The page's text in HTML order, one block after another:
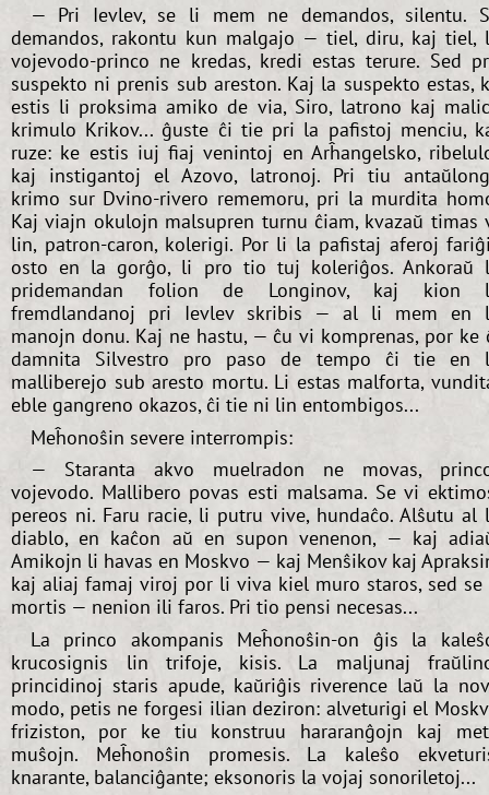
— Pri Ievlev, se li mem ne demandos, silentu.
demandos, rakontu kun malgajo — tiel, diru, kaj tiel,
vojevodo-princo ne kredas, kredi estas terure. Sed
suspekto ni prenis sub areston. Kaj la suspekto estas,
estis li proksima amiko de via, Siro, latrono kaj
krimulo Krikov... ĝuste ĉi tie pri la pafistoj menciu,
ruze: ke estis iuj fiaj venintoj en Arĥangelsko,
kaj instigantoj el Azovo, latronoj. Pri tiu
krimo sur Dvino-rivero rememoru, pri la murdita
Kaj viajn okulojn malsupren turnu ĉiam, kvazaŭ timas
lin, patron-caron, kolerigi. Por li la pafistaj aferoj
osto en la gorĝo, li pro tio tuj koleriĝos. Ankoraŭ
pridemandan folion de Longinov, kaj kion
fremdlandanoj pri Ievlev skribis — al li mem en
manojn donu. Kaj ne hastu, — ĉu vi komprenas, por ke
damnita Silvestro pro paso de tempo ĉi tie en
malliberejo sub aresto mortu. Li estas malforta,
eble gangreno okazos, ĉi tie ni lin entombigos...
Meĥonoŝin severe interrompis:
— Staranta akvo muelradon ne movas,
vojevodo. Mallibero povas esti malsama. Se vi
pereos ni. Faru racie, li putru vive, hundaĉo. Alŝutu al
diablo, en kaĉon aŭ en supon venenon, — kaj
Amikojn li havas en Moskvo — kaj Menŝikov kaj
kaj aliaj famaj viroj por li viva kiel muro staros, sed
mortis — nenion ili faros. Pri tio pensi necesas...
La princo akompanis Meĥonoŝin-on ĝis la
krucosignis lin trifoje, kisis. La maljunaj
princidinoj staris apude, kaŭriĝis riverence laŭ la
modo, petis ne forgesi ilian deziron: alveturigi el
friziston, por ke tiu konstruu hararanĝojn kaj
muŝojn. Meĥonoŝin promesis. La kaleŝo
knarante, balanciĝante; eksonoris la vojaj sonoriletoj...